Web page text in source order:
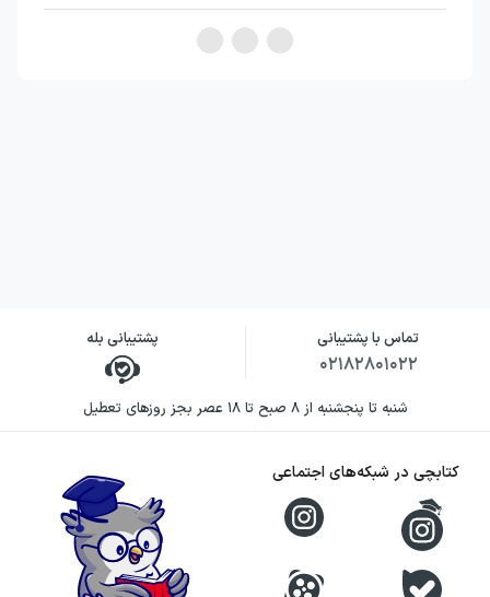
تماس با پشتیبانی
۰۲۱۸۲۸۰۱۰۲۲
پشتیبانی بله
شنبه تا پنجشنبه از ۸ صبح تا ۱۸ عصر بجز روزهای تعطیل
کتابچی در شبکه‌های اجتماعی